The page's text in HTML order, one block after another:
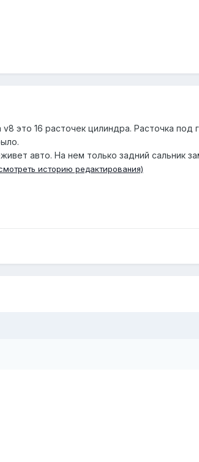
это 16 расточек цилиндра. Расточка
авто. На нем только задний сальник
историю редактирования)